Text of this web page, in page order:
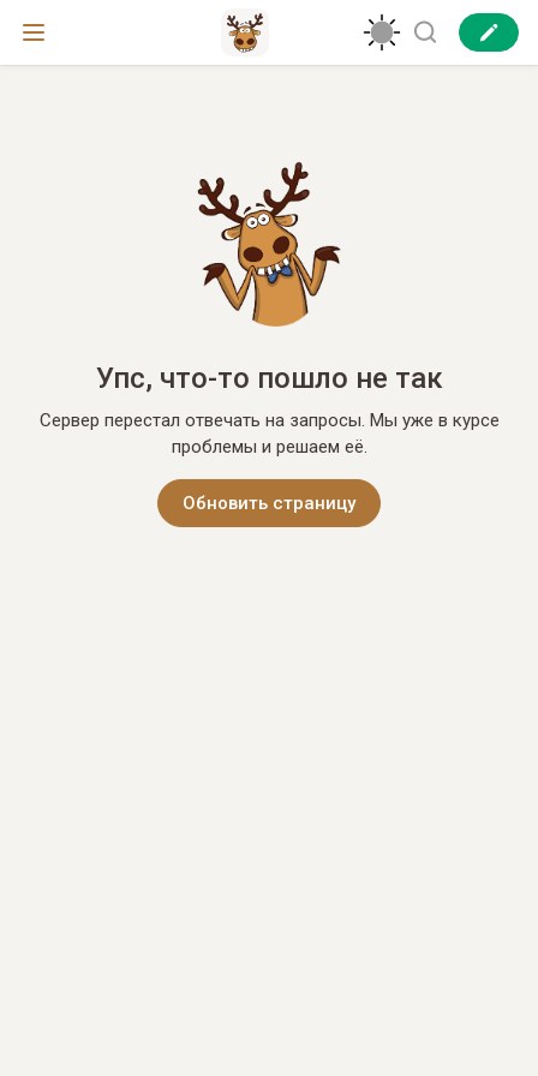
Упс, что-то пошло не так
Сервер перестал отвечать на запросы. Мы уже в курсе
проблемы и решаем её.
Обновить страницу